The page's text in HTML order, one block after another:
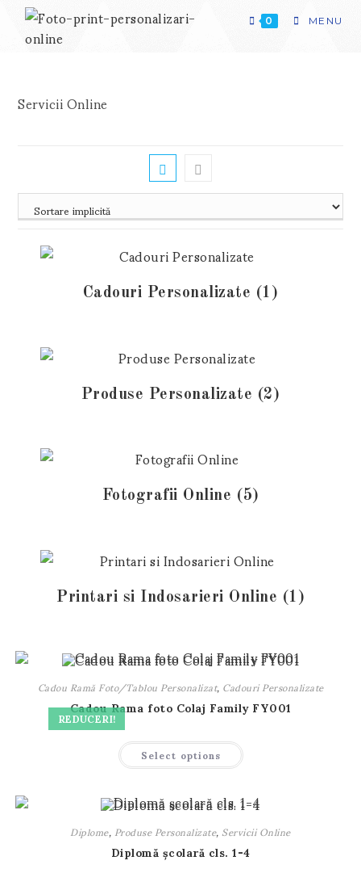
content
0 MENU
Servicii Online
Cadouri Personalizate (1)
Produse Personalizate (2)
Fotografii Online (5)
Printari si Indosarieri Online (1)
REDUCERI!
Cadou Ramă Foto/Tablou Personalizat,Cadouri Personalizate
Cadou Rama foto Colaj Family FY001
Select options
Diplome,Produse Personalizate,Servicii Online
Diplomă școlară cls. 1-4